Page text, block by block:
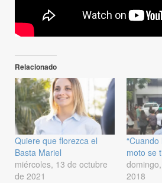
Relacionado
Quiere que florezca el
Basta Mariel
miércoles, 13 de octubre
de 2021
moto se
2018